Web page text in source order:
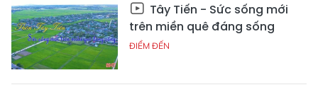
Tây Tiến - Sức sống mới
trên miền quê đáng sống
ĐIỂM ĐẾN